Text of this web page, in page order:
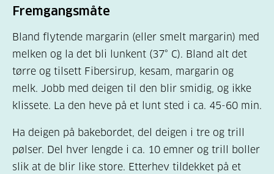
Fremgangsmåte
Bland flytende margarin (eller smelt margarin) med
melken og la det bli lunkent (37° C). Bland alt det
tørre og tilsett Fibersirup, kesam, margarin og
melk. Jobb med deigen til den blir smidig, og ikke
klissete. La den heve på et lunt sted i ca. 45-60 min.
Ha deigen på bakebordet, del deigen i tre og trill
pølser. Del hver lengde i ca. 10 emner og trill boller
slik at de blir like store. Etterhev tildekket på et